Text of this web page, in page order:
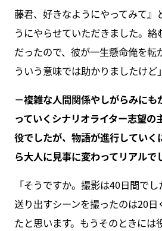
藤君、好きなようにやってみて』
うにやらせていただきました。
だったので、彼が一生懸命俺を転
ういう意味では助かりましたけど」
－複雑な人間関係やしがらみに
っていくシナリオライター志望の
役でしたが、物語が進行していく
ら大人に見事に変わってリアルで
「そうですか。撮影は40日間で
送り出すシーンを撮ったのは20日
たと思います。もうそのときには